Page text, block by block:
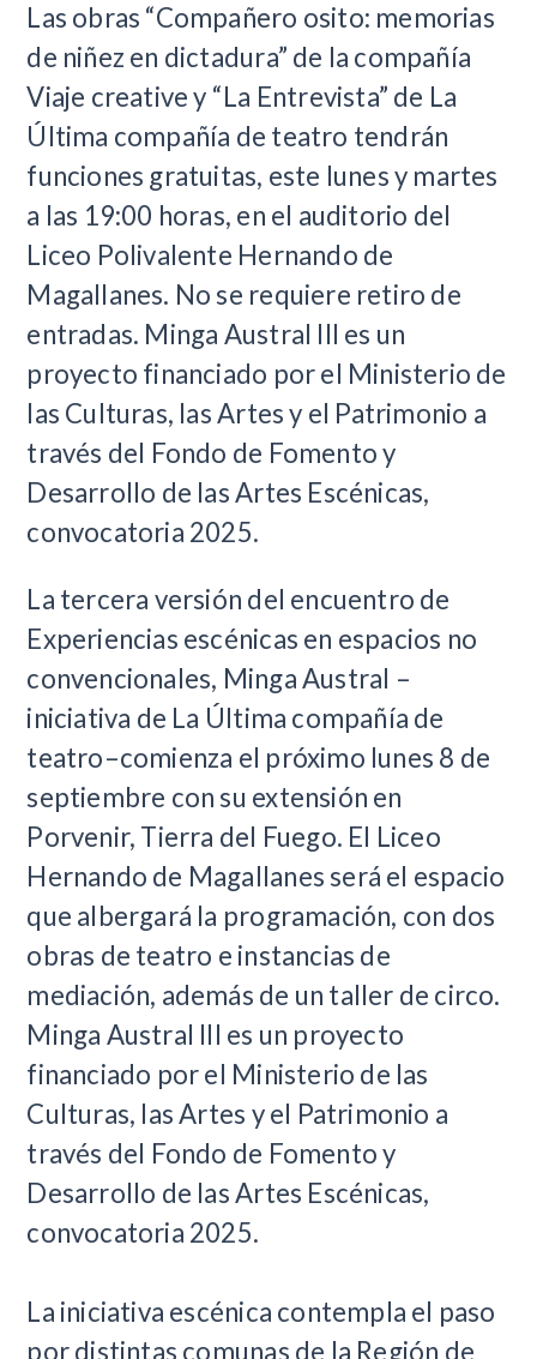
​Las obras “Compañero osito: memorias
de niñez en dictadura” de la compañía
Viaje creative y “La Entrevista” de La
Última compañía de teatro tendrán
funciones gratuitas, este lunes y martes
a las 19:00 horas, en el auditorio del
Liceo Polivalente Hernando de
Magallanes. No se requiere retiro de
entradas. Minga Austral III es un
proyecto financiado por el Ministerio de
las Culturas, las Artes y el Patrimonio a
través del Fondo de Fomento y
Desarrollo de las Artes Escénicas,
convocatoria 2025.
La tercera versión del encuentro de
Experiencias escénicas en espacios no
convencionales, Minga Austral –
iniciativa de La Última compañía de
teatro–comienza el próximo lunes 8 de
septiembre con su extensión en
Porvenir, Tierra del Fuego. El Liceo
Hernando de Magallanes será el espacio
que albergará la programación, con dos
obras de teatro e instancias de
mediación, además de un taller de circo.
Minga Austral III es un proyecto
financiado por el Ministerio de las
Culturas, las Artes y el Patrimonio a
través del Fondo de Fomento y
Desarrollo de las Artes Escénicas,
convocatoria 2025.
La iniciativa escénica contempla el paso
por distintas comunas de la Región de